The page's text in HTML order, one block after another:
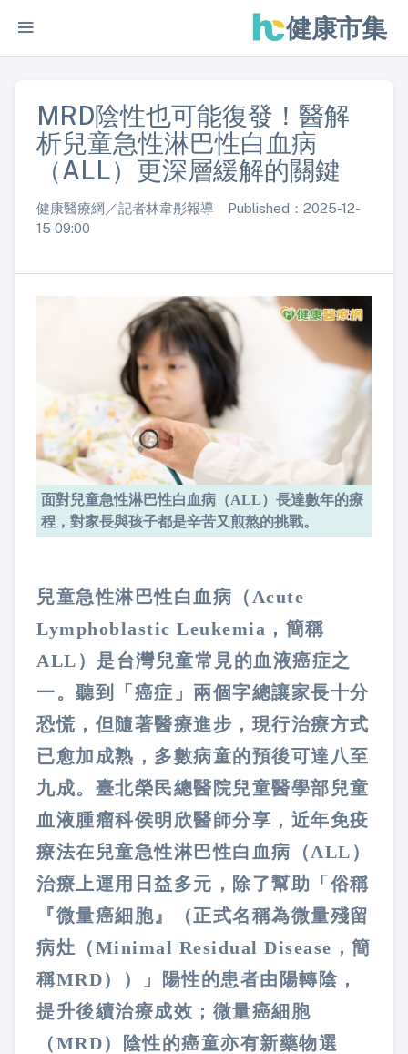
健康市集
MRD陰性也可能復發！醫解
析兒童急性淋巴性白血病
（ALL）更深層緩解的關鍵
健康醫療網／記者林韋彤報導 Published：2025-12-
15 09:00
面對兒童急性淋巴性白血病（ALL）長達數年的療
程，對家長與孩子都是辛苦又煎熬的挑戰。
兒童急性淋巴性白血病（Acute
Lymphoblastic Leukemia，簡稱
ALL）是台灣兒童常見的血液癌症之
一。聽到「癌症」兩個字總讓家長十分
恐慌，但隨著醫療進步，現行治療方式
已愈加成熟，多數病童的預後可達八至
九成。臺北榮民總醫院兒童醫學部兒童
血液腫瘤科侯明欣醫師分享，近年免疫
療法在兒童急性淋巴性白血病（ALL）
治療上運用日益多元，除了幫助「俗稱
『微量癌細胞』（正式名稱為微量殘留
病灶（Minimal Residual Disease，簡
稱MRD））」陽性的患者由陽轉陰，
提升後續治療成效；微量癌細胞
（MRD）陰性的癌童亦有新藥物選